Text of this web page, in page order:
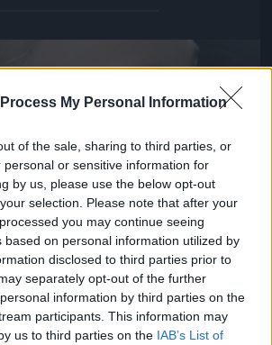
My Personal Information
of the sale, sharing to third parties, or
personal or sensitive information for
by us, please use the below opt-out
selection. Please note that after your
you may continue seeing
based on personal information utilized by
disclosed to third parties prior to
separately opt-out of the further
information by third parties on the
participants. This information may
us to third parties on the IAB’s List of
Jön még kép!
legjobban fülpiszkálóval lehet